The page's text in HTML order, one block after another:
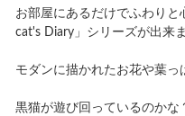
お部屋にあるだけでふわり
cat's Diary」シリーズが出来ま
モダンに描かれたお花や葉っ
黒猫が遊び回っているのか